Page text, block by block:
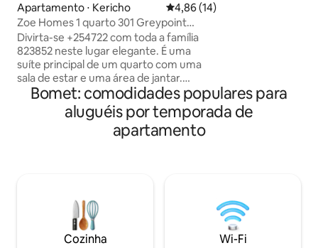
Apartamento ⋅ Kericho 4,86 de uma avaliação média
4,86 (14)
Zoe Homes 1 quarto 301 Greypoint
Apartments
Divirta-se +254722 com toda a família
823852 neste lugar elegante. É uma
suíte principal de um quarto com uma
sala de estar e uma área de jantar.
Também tem uma área de lavagem e
cozinha totalmente equipada. O
apartamento é auto-suficiente e
localizado perto do Clube de Golfe
plantações de chá e o clube de golfe
Kericho. O anfitrião pode ser acessado
em relação aos números acima para
obter assistência necessária
disponível - Perto
outros
Bomet: comodidades populares para
aluguéis por temporada de
apartamento
Cozinha Wi-Fi